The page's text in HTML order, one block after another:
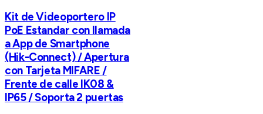
Kit de Videoportero IP
PoE Estandar con llamada
a App de Smartphone
(Hik-Connect) / Apertura
con Tarjeta MIFARE /
Frente de calle IK08 &
IP65 / Soporta 2 puertas